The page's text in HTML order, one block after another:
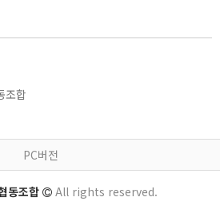
조합
PC버전
동조합 All rights reserved.